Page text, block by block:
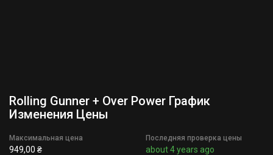
Rolling Gunner + Over Power График
Изменения Цены
Максимальная цена
949,00 ₴
Последняя проверка цены
about 4 years ago